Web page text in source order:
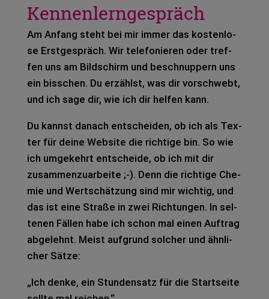
Kennenlerngespräch
Am Anfang steht bei mir immer das kos­ten­lo­
se Erst­ge­spräch. Wir tele­fo­nie­ren oder tref­
fen uns am Bild­schirm und beschnup­pern uns
ein biss­chen. Du erzählst, was dir vor­schwebt,
und ich sage dir, wie ich dir hel­fen kann.
Du kannst danach ent­schei­den, ob ich als Tex­
ter für deine Web­site die rich­ti­ge bin. So wie
ich umge­kehrt ent­schei­de, ob ich mit dir
zusam­men­zu­ar­bei­te ;-). Denn die rich­ti­ge Che­
mie und Wert­schät­zung sind mir wich­tig, und
das ist eine Stra­ße in zwei Rich­tun­gen. In sel­
te­nen Fäl­len habe ich schon mal einen Auf­trag
abge­lehnt. Meist auf­grund sol­cher und ähn­li­
cher Sätze:
„Ich denke, ein Stun­den­satz für die Start­sei­te